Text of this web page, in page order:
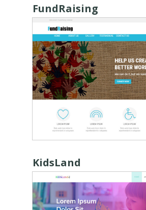
FundRaising
KidsLand